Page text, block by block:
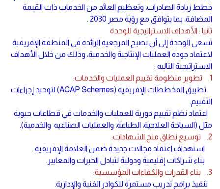
خطط زيادة الصادرات، وتعظيم العائد من الخدمات ذات القيمة
المضافة، بما يتوافق مع رؤية مصر 2030 .
ثانيا : الأهداف الاستراتيجية للوحدة
تسعى الوحدة إلى أن تصبح المرجعية الرائدة في المنطقة الإفريقية
لاعتماد جودة العمليات الإنتاجية والخدمية، وذلك من خلال الأهداف
الاستراتيجية التاليه :
1. تطوير منظومة تقييم العمليات والخدمات:
تطبيق المخططات الإفريقية (ACAP Schemes) لتوحيد إجراءات
التقييم.
اعتماد نظم تقييم دورية للعمليات والخدمات في قطاعات حيوية
مثل (السياحة العلاجية، الطباعة، والعمليات الصناعيه والخدمية).
2. توسيع نطاق منح الشهادات:
استهداف اعتماد مجالات جديدة ضمن العلامة الإفريقية .
بناء شراكات إقليمية ودولية لتبادل الخبرات والمعايير.
3. بناء القدرات والكفاءات المؤسسية:
تنفيذ برامج تدريب مستمرة للكوادر الفنية والإدارية.